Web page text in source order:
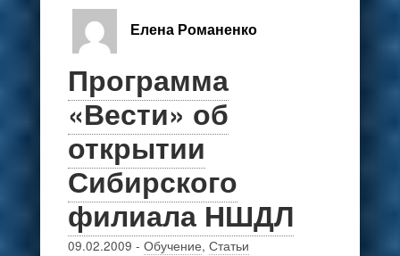
Елена Романенко
Программа
«Вести» об
открытии
Сибирского
филиала НШДЛ
09.02.2009 - Обучение, Статьи